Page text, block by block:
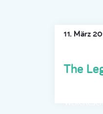
11. März
The